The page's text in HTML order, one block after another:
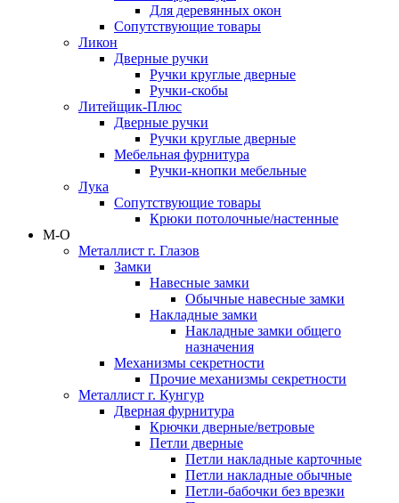
Для деревянных окон
Сопутствующие товары
Ликон
Дверные ручки
Ручки круглые дверные
Ручки-скобы
Литейщик-Плюс
Дверные ручки
Ручки круглые дверные
Мебельная фурнитура
Ручки-кнопки мебельные
Лука
Сопутствующие товары
Крюки потолочные/настенные
М-О
Металлист г. Глазов
Замки
Навесные замки
Обычные навесные замки
Накладные замки
Накладные замки общего
назначения
Механизмы секретности
Прочие механизмы секретности
Металлист г. Кунгур
Дверная фурнитура
Крючки дверные/ветровые
Петли дверные
Петли накладные карточные
Петли накладные обычные
Петли-бабочки без врезки